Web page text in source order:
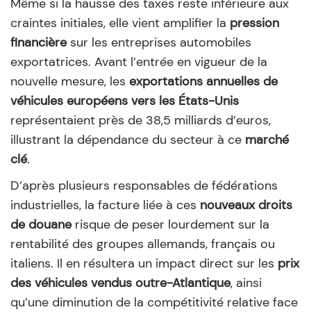
Même si la hausse des taxes reste inférieure aux
craintes initiales, elle vient amplifier la pression
financièresur les entreprises automobiles
exportatrices. Avant l’entrée en vigueur de la
nouvelle mesure, les exportations annuelles de
véhicules européens vers les États-Unis
représentaient près de 38,5 milliards d’euros,
illustrant la dépendance du secteur à ce marché
clé.
D’après plusieurs responsables de fédérations
industrielles, la facture liée à ces nouveaux droits
de douanerisque de peser lourdement sur la
rentabilité des groupes allemands, français ou
italiens. Il en résultera un impact direct sur les prix
des véhicules vendus outre-Atlantique, ainsi
qu’une diminution de la compétitivité relative face